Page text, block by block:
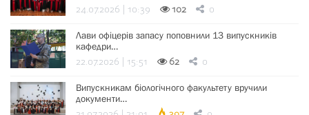
24.07.2026 | 10:39 102 0
Лави офіцерів запасу поповнили 13 випускників
кафедри…
22.07.2026 | 15:51 62 0
Випускникам біологічного факультету вручили
документи…